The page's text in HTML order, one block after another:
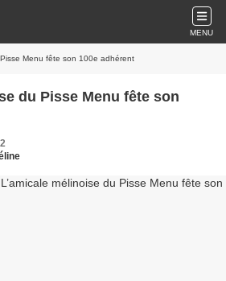
MENU
Pisse Menu fête son 100e adhérent
du Pisse Menu fête son